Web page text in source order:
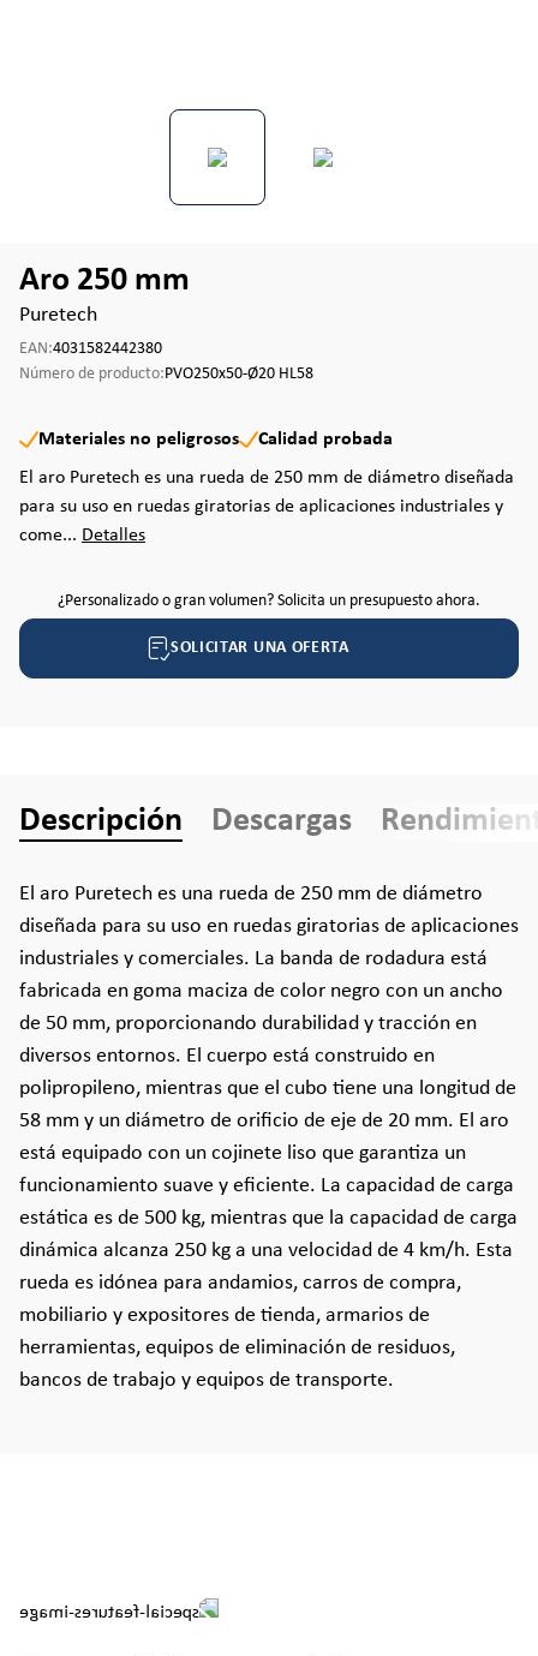
Aro 250 mm
Puretech
EAN:4031582442380
Número de producto:PVO250x50-Ø20 HL58
Materiales no peligrosos
Calidad probada
El aro Puretech es una rueda de 250 mm de diámetro diseñada
para su uso en ruedas giratorias de aplicaciones industriales y
come... Detalles
¿Personalizado o gran volumen? Solicita un presupuesto ahora.
SOLICITAR UNA OFERTA
Descripción Descargas
El aro Puretech es una rueda de 250 mm de diámetro
diseñada para su uso en ruedas giratorias de aplicaciones
industriales y comerciales. La banda de rodadura está
fabricada en goma maciza de color negro con un ancho
de 50 mm, proporcionando durabilidad y tracción en
diversos entornos. El cuerpo está construido en
polipropileno, mientras que el cubo tiene una longitud de
58 mm y un diámetro de orificio de eje de 20 mm. El aro
está equipado con un cojinete liso que garantiza un
funcionamiento suave y eficiente. La capacidad de carga
estática es de 500 kg, mientras que la capacidad de carga
dinámica alcanza 250 kg a una velocidad de 4 km/h. Esta
rueda es idónea para andamios, carros de compra,
mobiliario y expositores de tienda, armarios de
herramientas, equipos de eliminación de residuos,
bancos de trabajo y equipos de transporte.